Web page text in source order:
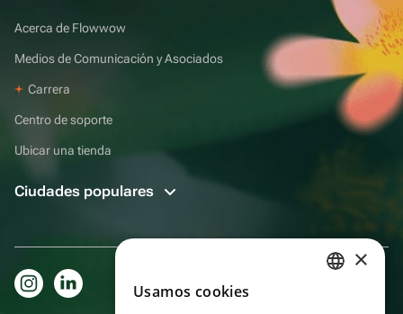
Acerca de Flowwow
Medios de Comunicación y Asociados
Carrera
Centro de soporte
Ubicar una tienda
Ciudades populares
×
Usamos cookies